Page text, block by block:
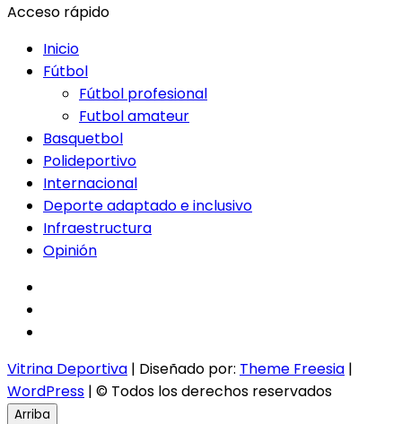
Acceso rápido
Inicio
Fútbol
Fútbol profesional
Futbol amateur
Basquetbol
Polideportivo
Internacional
Deporte adaptado e inclusivo
Infraestructura
Opinión
Vitrina Deportiva | Diseñado por: Theme Freesia |
WordPress | © Todos los derechos reservados
Arriba